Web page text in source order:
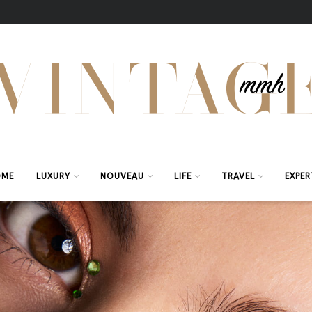
LUXURY NOUVEAU LIFE TRAVEL